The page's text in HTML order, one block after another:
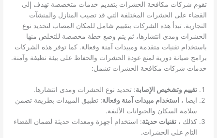
تقوم شركات مكافحة الحشرات بتقديم خدمات متخصصة تهدف إلى
القضاء على الحشرات المختلفة التي قد تصيب المنازل والمنشآت
التجارية. تبدأ هذه الشركات بتقييم شامل للمكان المصاب لتحديد نوع
الحشرات ومدى انتشارها، ثم يتم وضع خطة مخصصة للتخلص منها
باستخدام تقنيات متقدمة ومبيدات آمنة وفعالة. كما توفر هذه الشركات
برامج صيانة دورية لمنع عودة الحشرات والحفاظ على بيئة نظيفة وآمنة.
خدمات شركات مكافحة الحشرات تشمل:
تقييم وتشخيص الإصابة: تحديد نوع الحشرات ومدى انتشارها.
ايضا ،
استخدام مبيدات آمنة وفعالة: تطبيق المبيدات بطريقة تضمن
سلامة السكان والحيوانات الأليفة.
كذلك ،تقنيات حديثة: استخدام أجهزة ومعدات حديثة لضمان القضاء
التام على الحشرات.